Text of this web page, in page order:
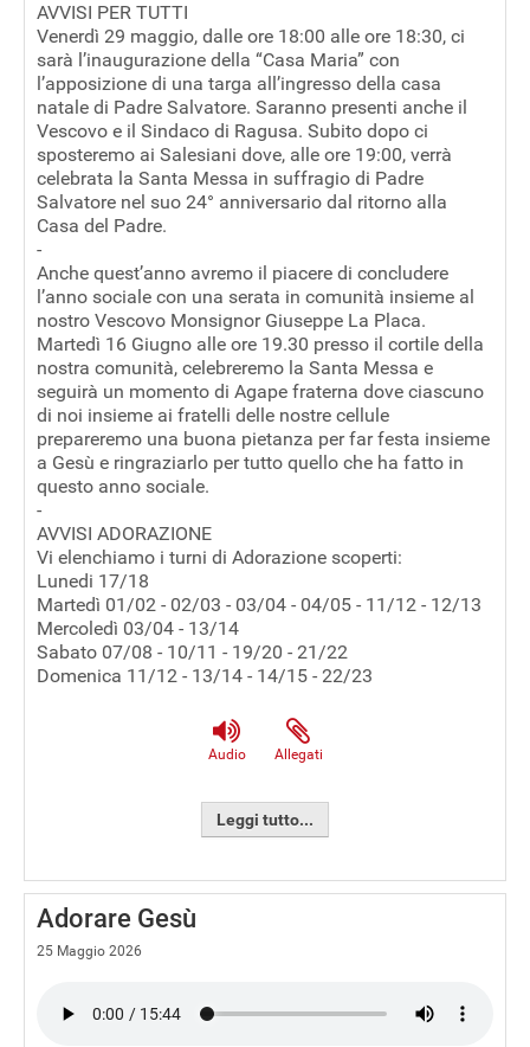
AVVISI PER TUTTI
Venerdì 29 maggio, dalle ore 18:00 alle ore 18:30, ci
sarà l’inaugurazione della “Casa Maria” con
l’apposizione di una targa all’ingresso della casa
natale di Padre Salvatore. Saranno presenti anche il
Vescovo e il Sindaco di Ragusa. Subito dopo ci
sposteremo ai Salesiani dove, alle ore 19:00, verrà
celebrata la Santa Messa in suffragio di Padre
Salvatore nel suo 24° anniversario dal ritorno alla
Casa del Padre.
-
Anche quest’anno avremo il piacere di concludere
l’anno sociale con una serata in comunità insieme al
nostro Vescovo Monsignor Giuseppe La Placa.
Martedì 16 Giugno alle ore 19.30 presso il cortile della
nostra comunità, celebreremo la Santa Messa e
seguirà un momento di Agape fraterna dove ciascuno
di noi insieme ai fratelli delle nostre cellule
prepareremo una buona pietanza per far festa insieme
a Gesù e ringraziarlo per tutto quello che ha fatto in
questo anno sociale.
-
AVVISI ADORAZIONE
Vi elenchiamo i turni di Adorazione scoperti:
Lunedi 17/18
Martedì 01/02 - 02/03 - 03/04 - 04/05 - 11/12 - 12/13
Mercoledì 03/04 - 13/14
Sabato 07/08 - 10/11 - 19/20 - 21/22
Domenica 11/12 - 13/14 - 14/15 - 22/23
Audio Allegati
Leggi tutto...
Adorare Gesù
25 Maggio 2026